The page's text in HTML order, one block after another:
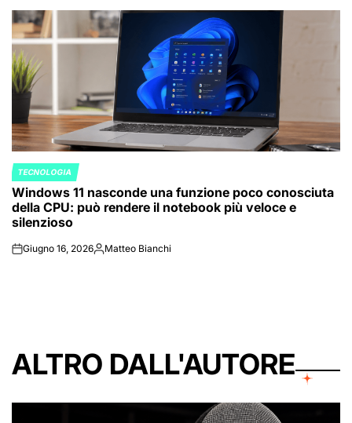
POSTED
IN
TECNOLOGIA
Windows 11 nasconde una funzione poco conosciuta
della CPU: può rendere il notebook più veloce e
silenzioso
onGiugno 16, 2026Posted
Matteo Bianchi
ALTRO DALL'AUTORE